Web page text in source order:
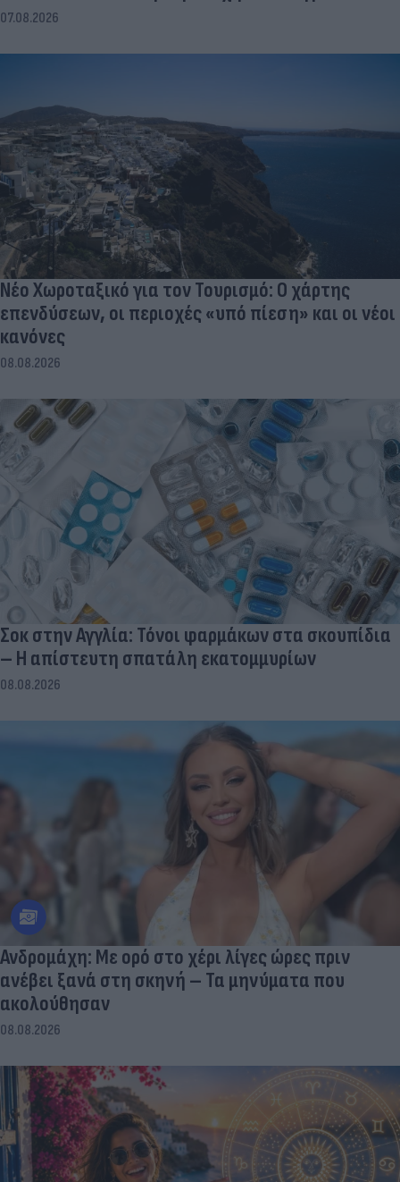
07.08.2026
Νέο Χωροταξικό για τον Τουρισμό: Ο χάρτης
επενδύσεων, οι περιοχές «υπό πίεση» και οι νέοι
κανόνες
08.08.2026
Σοκ στην Αγγλία: Τόνοι φαρμάκων στα σκουπίδια
– Η απίστευτη σπατάλη εκατομμυρίων
08.08.2026
Ανδρομάχη: Με ορό στο χέρι λίγες ώρες πριν
ανέβει ξανά στη σκηνή – Τα μηνύματα που
ακολούθησαν
08.08.2026